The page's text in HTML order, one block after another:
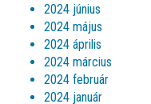
2024 június
2024 május
2024 április
2024 március
2024 február
2024 január